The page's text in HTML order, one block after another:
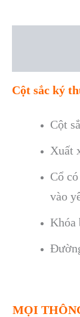
Cột sắc ký
Cột
Xuất
Cổ
vào
Khóa
MỌI